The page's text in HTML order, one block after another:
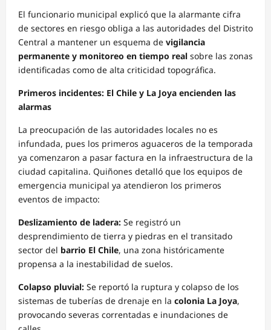
El funcionario municipal explicó que la alarmante cifra
de sectores en riesgo obliga a las autoridades del Distrito
Central a mantener un esquema de vigilancia
permanente y monitoreo en tiempo real sobre las zonas
identificadas como de alta criticidad topográfica.
Primeros incidentes: El Chile y La Joya encienden las
alarmas
La preocupación de las autoridades locales no es
infundada, pues los primeros aguaceros de la temporada
ya comenzaron a pasar factura en la infraestructura de la
ciudad capitalina. Quiñones detalló que los equipos de
emergencia municipal ya atendieron los primeros
eventos de impacto:
Deslizamiento de ladera: Se registró un
desprendimiento de tierra y piedras en el transitado
sector del barrio El Chile, una zona históricamente
propensa a la inestabilidad de suelos.
Colapso pluvial: Se reportó la ruptura y colapso de los
sistemas de tuberías de drenaje en la colonia La Joya,
provocando severas correntadas e inundaciones de